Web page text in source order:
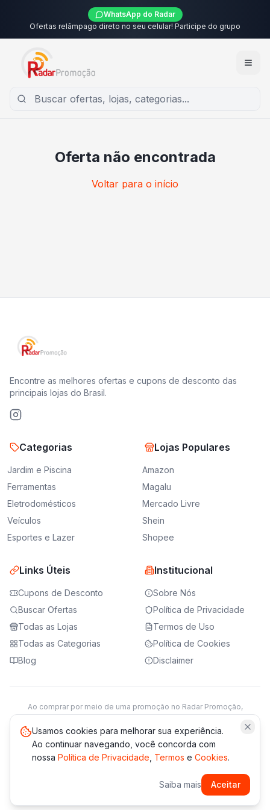
WhatsApp do Radar
Ofertas relâmpago direto no seu celular! Participe do grupo
Oferta não encontrada
Voltar para o início
Encontre as melhores ofertas e cupons de desconto das
principais lojas do Brasil.
Categorias
Jardim e Piscina
Ferramentas
Eletrodomésticos
Veículos
Esportes e Lazer
Lojas Populares
Amazon
Magalu
Mercado Livre
Shein
Shopee
Links Úteis
Cupons de Desconto
Buscar Ofertas
Todas as Lojas
Todas as Categorias
Blog
Institucional
Sobre Nós
Política de Privacidade
Termos de Uso
Política de Cookies
Disclaimer
Ao comprar por meio de uma promoção no Radar Promoção,
Saiba mais
*Os preços e disponibilidade podem variar. Verifique sempre
Usamos cookies para melhorar sua experiência.
Ao continuar navegando, você concorda com
nossa Política de Privacidade Termos e Cookies.
Saiba mais Aceitar